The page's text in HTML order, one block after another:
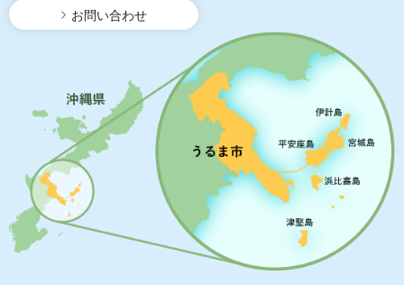
お問い合わせ